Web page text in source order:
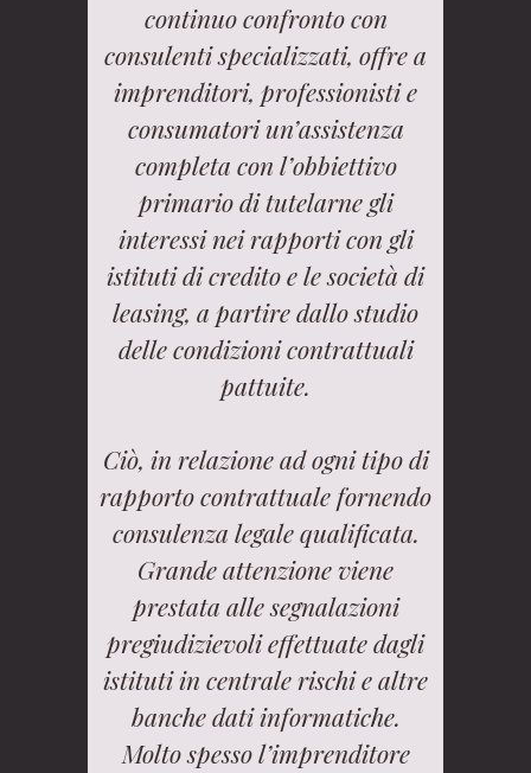
continuo confronto con
consulenti specializzati, offre a
imprenditori, professionisti e
consumatori un’assistenza
completa con l’obbiettivo
primario di tutelarne gli
interessi nei rapporti con gli
istituti di credito e le società di
leasing, a partire dallo studio
delle condizioni contrattuali
pattuite.
Ciò, in relazione ad ogni tipo di
rapporto contrattuale fornendo
consulenza legale qualificata.
Grande attenzione viene
prestata alle segnalazioni
pregiudizievoli effettuate dagli
istituti in centrale rischi e altre
banche dati informatiche.
Molto spesso l’imprenditore